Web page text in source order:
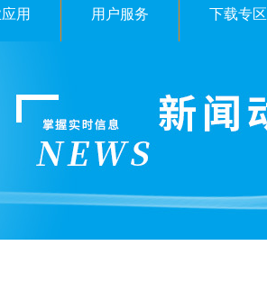
用 用户服务 下载专区